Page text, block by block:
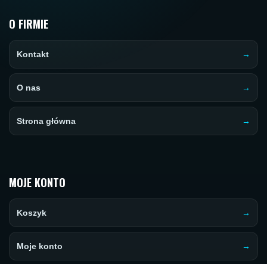
O FIRMIE
Kontakt
O nas
Strona główna
MOJE KONTO
Koszyk
Moje konto